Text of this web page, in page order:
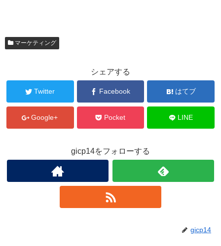
マーケティング
シェアする
Twitter Facebook はてブ
Google+ Pocket LINE
gicp14をフォローする
gicp14